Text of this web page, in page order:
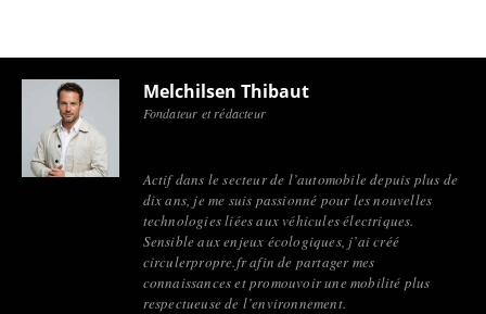
Melchilsen Thibaut
Fondateur et rédacteur
Actif dans le secteur de l’automobile depuis plus de
dix ans, je me suis passionné pour les nouvelles
technologies liées aux véhicules électriques.
Sensible aux enjeux écologiques, j’ai créé
circulerpropre.fr afin de partager mes
connaissances et promouvoir une mobilité plus
respectueuse de l’environnement.